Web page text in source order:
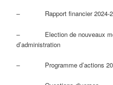
– Rapport financier 2024-
– Election de nouveaux
d’administration
– Programme d’actions